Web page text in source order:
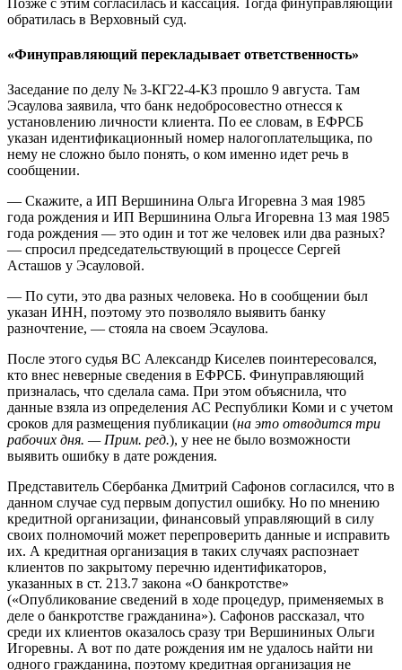
обратилась в Верховный суд.
«Финуправляющий перекладывает ответственность»
Заседание по делу № 3-КГ22-4-К3 прошло 9 августа. Там
Эсаулова заявила, что банк недобросовестно отнесся к
установлению личности клиента. По ее словам, в ЕФРСБ
указан идентификационный номер налогоплательщика, по
нему не сложно было понять, о ком именно идет речь в
сообщении.
— Скажите, а ИП Вершинина Ольга Игоревна 3 мая 1985
года рождения и ИП Вершинина Ольга Игоревна 13 мая 1985
года рождения — это один и тот же человек или два разных?
— спросил председательствующий в процессе Сергей
Асташов у Эсауловой.
— По сути, это два разных человека. Но в сообщении был
указан ИНН, поэтому это позволяло выявить банку
разночтение, — стояла на своем Эсаулова.
После этого судья ВС Александр Киселев поинтересовался,
кто внес неверные сведения в ЕФРСБ. Финуправляющий
призналась, что сделала сама. При этом объяснила, что
данные взяла из определения АС Республики Коми и с учетом
сроков для размещения публикации (на это отводится три
рабочих дня. — Прим. ред.), у нее не было возможности
выявить ошибку в дате рождения.
Представитель Сбербанка Дмитрий Сафонов согласился, что в
данном случае суд первым допустил ошибку. Но по мнению
кредитной организации, финансовый управляющий в силу
своих полномочий может перепроверить данные и исправить
их. А кредитная организация в таких случаях распознает
клиентов по закрытому перечню идентификаторов,
указанных в ст. 213.7 закона «О банкротстве»
(«Опубликование сведений в ходе процедур, применяемых в
деле о банкротстве гражданина»). Сафонов рассказал, что
среди их клиентов оказалось сразу три Вершининых Ольги
Игоревны. А вот по дате рождения им не удалось найти ни
одного гражданина, поэтому кредитная организация не